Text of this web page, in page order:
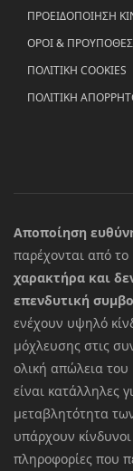
ΠΡΟΕΙΔΟΠΟΙΗΣΗ
ΟΡΟΙ &
ΠΟΛΙΤΙΚΗ COOKIES
ΠΟΛΙΤΙΚΗ
Αποποίηση
παρέχονται από
χαρακτήρα και
επενδυτική
ενέχουν υψηλό
μόχλευσης στις
ολική απώλεια του
είναι κατάλληλες
μεταβλητότητα
υπάρχουν κίνδυνοι
πληροφορίες που